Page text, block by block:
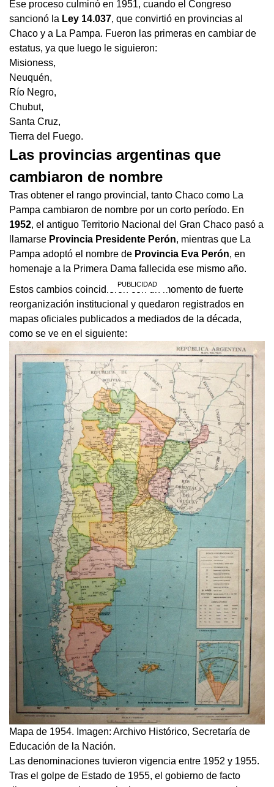
Ese proceso culminó en 1951, cuando el Congreso
sancionó la Ley 14.037, que convirtió en provincias al
Chaco y a La Pampa. Fueron las primeras en cambiar de
estatus, ya que luego le siguieron:
Misioness,
Neuquén,
Río Negro,
Chubut,
Santa Cruz,
Tierra del Fuego.
Las provincias argentinas que
cambiaron de nombre
Tras obtener el rango provincial, tanto Chaco como La
Pampa cambiaron de nombre por un corto período. En
1952, el antiguo Territorio Nacional del Gran Chaco pasó a
llamarse Provincia Presidente Perón, mientras que La
Pampa adoptó el nombre de Provincia Eva Perón, en
homenaje a la Primera Dama fallecida ese mismo año.
Estos cambios coincidieron con un momento de fuerte
reorganización institucional y quedaron registrados en
mapas oficiales publicados a mediados de la década,
como se ve en el siguiente:
Mapa de 1954. Imagen: Archivo Histórico, Secretaría de
Educación de la Nación.
Las denominaciones tuvieron vigencia entre 1952 y 1955.
Tras el golpe de Estado de 1955, el gobierno de facto